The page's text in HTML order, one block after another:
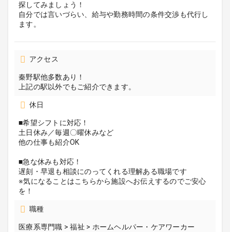
探してみましょう！
自分では言いづらい、給与や勤務時間の条件交渉も代行し
ます。
アクセス
秦野駅他多数あり！
上記の駅以外でもご紹介できます。
休日
■希望シフトに対応！
土日休み／毎週〇曜休みなど
他の仕事も紹介OK
■急な休みも対応！
遅刻・早退も相談にのってくれる理解ある職場です
※気になることはこちらから施設へお伝えするのでご安心
を！
職種
医療系専門職 > 福祉 > ホームヘルパー・ケアワーカー